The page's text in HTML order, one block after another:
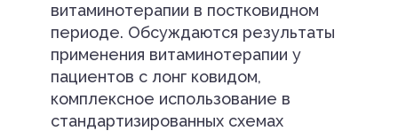
витаминотерапии в постковидном
периоде. Обсуждаются результаты
применения витаминотерапии у
пациентов с лонг ковидом,
комплексное использование в
стандартизированных схемах